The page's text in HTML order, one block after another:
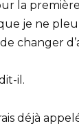
la
je ne
changer
il.
déjà